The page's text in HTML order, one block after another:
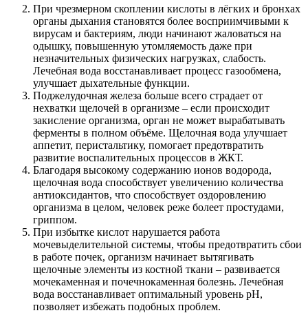
При чрезмерном скоплении кислоты в лёгких и бронхах
органы дыхания становятся более восприимчивыми к
вирусам и бактериям, люди начинают жаловаться на
одышку, повышенную утомляемость даже при
незначительных физических нагрузках, слабость.
Лечебная вода восстанавливает процесс газообмена,
улучшает дыхательные функции.
Поджелудочная железа больше всего страдает от
нехватки щелочей в организме – если происходит
закисление организма, орган не может вырабатывать
ферменты в полном объёме. Щелочная вода улучшает
аппетит, перистальтику, помогает предотвратить
развитие воспалительных процессов в ЖКТ.
Благодаря высокому содержанию ионов водорода,
щелочная вода способствует увеличению количества
антиоксидантов, что способствует оздоровлению
организма в целом, человек реже болеет простудами,
гриппом.
При избытке кислот нарушается работа
мочевыделительной системы, чтобы предотвратить сбои
в работе почек, организм начинает вытягивать
щелочные элементы из костной ткани – развивается
мочекаменная и почечнокаменная болезнь. Лечебная
вода восстанавливает оптимальный уровень pH,
позволяет избежать подобных проблем.